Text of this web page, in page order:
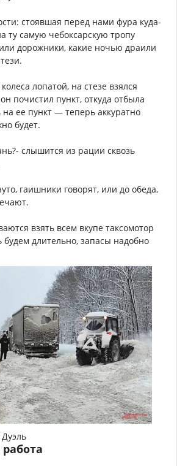
стоявшая перед нами фура куда-
ту самую чебоксарскую тропу
дорожники, какие ночью драили
лопатой, на стезе взялся
почистил пункт, откуда отбыла
ее пункт — теперь аккуратно
будет.
слышится из рации сквозь
гаишники говорят, или до обеда,
взять всем вкупе таксомотор
будем длительно, запасы надобно